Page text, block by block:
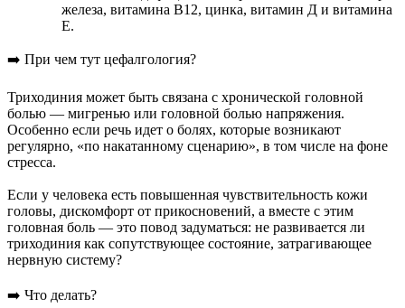
железа, витамина В12, цинка, витамин Д и витамина
Е.
➡️ При чем тут цефалгология?
Триходиния может быть связана с хронической головной
болью — мигренью или головной болью напряжения.
Особенно если речь идет о болях, которые возникают
регулярно, «по накатанному сценарию», в том числе на фоне
стресса.
Если у человека есть повышенная чувствительность кожи
головы, дискомфорт от прикосновений, а вместе с этим
головная боль — это повод задуматься: не развивается ли
триходиния как сопутствующее состояние, затрагивающее
нервную систему?
➡️ Что делать?